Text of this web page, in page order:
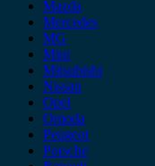
Mazda
Mercedes
MG
Mini
Mitsubishi
Nissan
Opel
Omoda
Peugeot
Porsche